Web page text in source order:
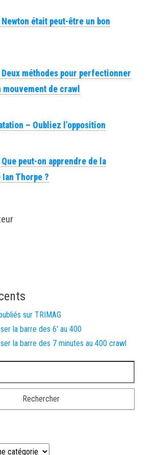
Newton était peut-être un bon
Deux méthodes pour perfectionner
mouvement de crawl
– Oubliez l’opposition
Que peut-on apprendre de la
Thorpe ?
sur TRIMAG
la barre des 6′ au 400
la barre des 7 minutes au 400 crawl